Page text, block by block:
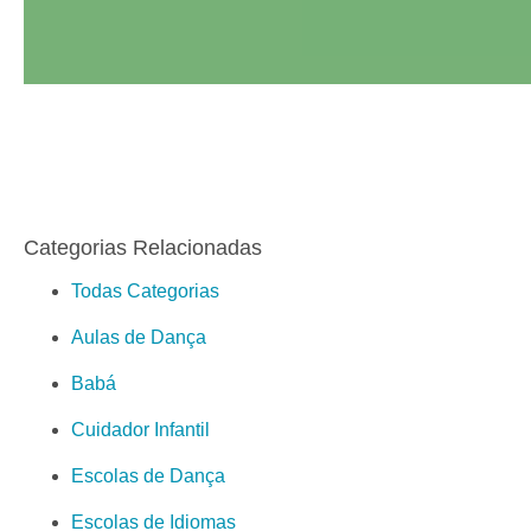
Categorias Relacionadas
Todas Categorias
Aulas de Dança
Babá
Cuidador Infantil
Escolas de Dança
Escolas de Idiomas